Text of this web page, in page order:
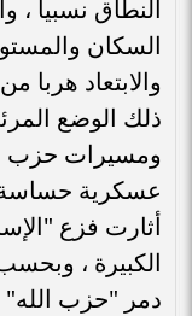
النطاق نسبيا ،
السكان
والابتعاد
ذلك الوضع
ومسيرات حزب
عسكرية حساسة
أثارت فزع
الكبيرة ،
دمر "حزب الله"